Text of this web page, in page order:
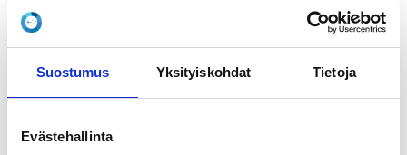
Suostumus Yksityiskohdat Tietoja
Evästehallinta
Pikkuminit harjoittelevat liikuntataitoja leikkien,
pelaillen ja eri lajeja kokeillen. Samalla opitaan
yhdessä toimimista.
Kesän ajan harjoitukset Säkylän Monitoimikentällä
maanantaisin klo 18.00-18.45 ja torstaisin klo 18.00-